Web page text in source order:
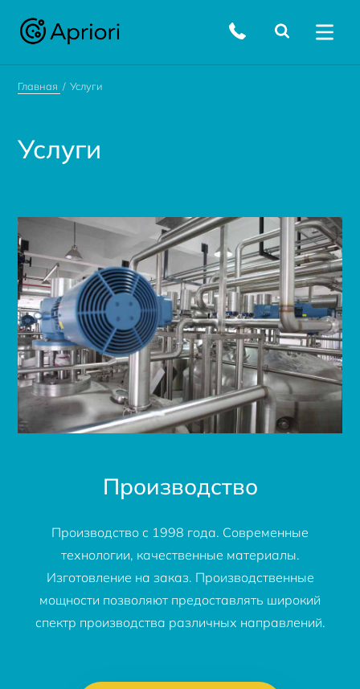
Главная Услуги
Услуги
Производство
Производство с 1998 года. Современные
технологии, качественные материалы.
Изготовление на заказ. Производственные
мощности позволяют предоставлять широкий
спектр производства различных направлений.